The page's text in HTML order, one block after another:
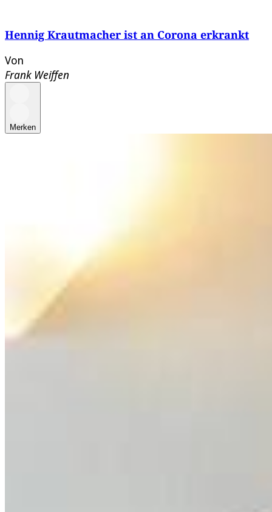
Hennig Krautmacher ist an Corona erkrankt
Von
Frank Weiffen
Merken